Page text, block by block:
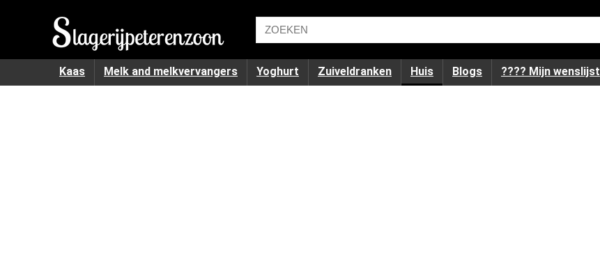
Kaas Melk and melkvervangers Yoghurt Zuiveldranken Huis Blogs ???? Mijn wenslijst